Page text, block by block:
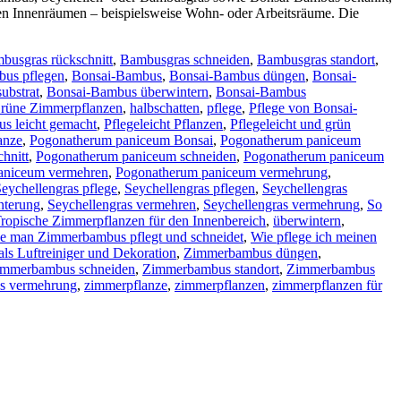
Innenräumen – beispielsweise Wohn- oder Arbeitsräume. Die
rückschnitt, Bambusgras schneiden, Bambusgras standort,
pflegen, Bonsai-Bambus, Bonsai-Bambus düngen, Bonsai-
, Bonsai-Bambus überwintern, Bonsai-Bambus
Zimmerpflanzen, halbschatten, pflege, Pflege von Bonsai-
leicht gemacht, Pflegeleicht Pflanzen, Pflegeleicht und grün
, Pogonatherum paniceum Bonsai, Pogonatherum paniceum
, Pogonatherum paniceum schneiden, Pogonatherum paniceum
vermehren, Pogonatherum paniceum vermehrung,
pflege, Seychellengras pflegen, Seychellengras
, Seychellengras vermehren, Seychellengras vermehrung, So
Zimmerpflanzen für den Innenbereich, überwintern,
man Zimmerbambus pflegt und schneidet, Wie pflege ich meinen
Luftreiniger und Dekoration, Zimmerbambus düngen,
schneiden, Zimmerbambus standort, Zimmerbambus
vermehrung, zimmerpflanze, zimmerpflanzen, zimmerpflanzen für